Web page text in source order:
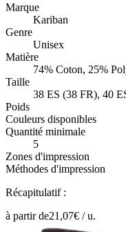
Marque
Kariban
Genre
Unisex
Matière
74% Coton, 25%
Taille
38 ES (38 FR), 40
Poids
Couleurs disponibles
Quantité minimale
5
Zones d'impression
Méthodes d'impression
Récapitulatif :
à partir de21,07€ /u.